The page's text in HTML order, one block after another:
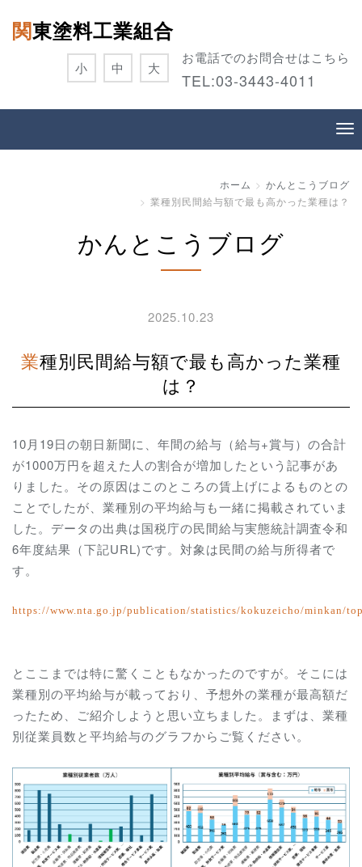
関東塗料工業組合
お電話でのお問合せはこちら
TEL:03-3443-4011
小 中 大
ホーム
かんとこうブログ
業種別民間給与額で最も高かった業種は？
かんとこうブログ
2025.10.23
業種別民間給与額で最も高かった業種
は？
10月19日の朝日新聞に、年間の給与（給与+賞与）の合計
が1000万円を超えた人の割合が増加したという記事があ
りました。その原因はこのところの賃上げによるものとの
ことでしたが、業種別の平均給与も一緒に掲載されていま
した。データの出典は国税庁の民間給与実態統計調査令和
6年度結果（下記URL)です。対象は民間の給与所得者で
す。
https://www.nta.go.jp/publication/statistics/kokuzeicho/minkan/
とここまでは特に驚くこともなかったのですが。そこには
業種別の平均給与が載っており、予想外の業種が最高額だ
ったため、ご紹介しようと思い立ちました。まずは、業種
別従業員数と平均給与のグラフからご覧ください。